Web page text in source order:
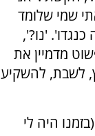
שמי שלומד
'נו?',
מדמיין את
לשבת, להשקיע
היה לי